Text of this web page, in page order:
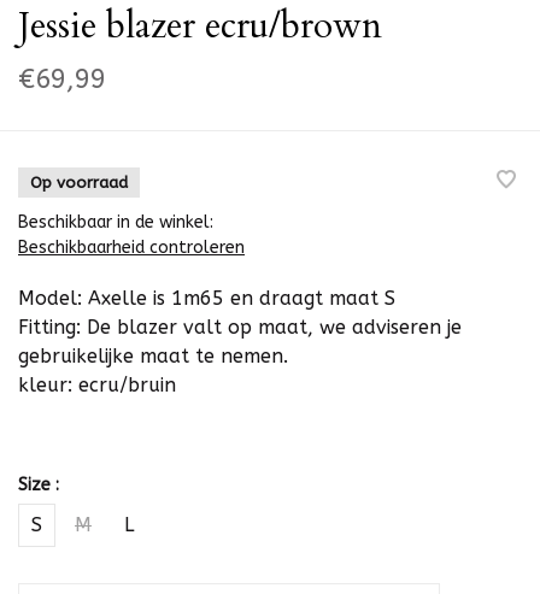
Jessie blazer ecru/brown
€69,99
Op voorraad
Beschikbaar in de winkel:
Beschikbaarheid controleren
Model: Axelle is 1m65 en draagt maat S
Fitting: De blazer valt op maat, we adviseren je
gebruikelijke maat te nemen.
kleur: ecru/bruin
Size :
S M L